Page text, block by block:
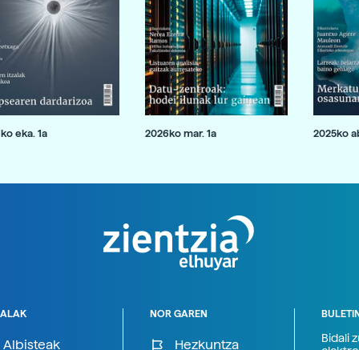
eka. 1a 2026ko mar. 1a 2025ko
Albisteak
NOR GAREN
Hezkuntza
Bidali